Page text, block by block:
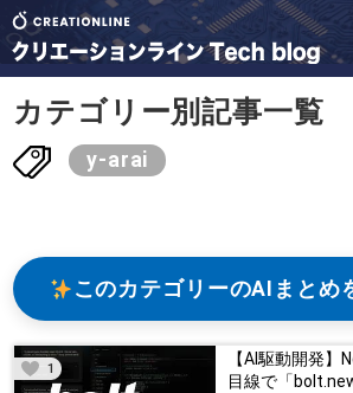
カテゴリー別記事一覧
y-arai
このカテゴリーのAIまとめ
【AI駆動開発】
目線で「
1